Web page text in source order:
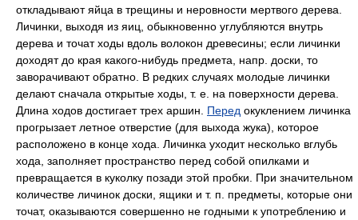
откладывают яйца в трещины и неровности мертвого дерева.
Личинки, выходя из яиц, обыкновенно углубляются внутрь
дерева и точат ходы вдоль волокон древесины; если личинки
доходят до края какого-нибудь предмета, напр. доски, то
заворачивают обратно. В редких случаях молодые личинки
делают сначала открытые ходы, т. е. на поверхности дерева.
Длина ходов достигает трех аршин. Перед окуклением личинка
прогрызает летное отверстие (для выхода жука), которое
расположено в конце хода. Личинка уходит несколько вглубь
хода, заполняет пространство перед собой опилками и
превращается в куколку позади этой пробки. При значительном
количестве личинок доски, ящики и т. п. предметы, которые они
точат, оказываются совершенно не годными к употреблению и